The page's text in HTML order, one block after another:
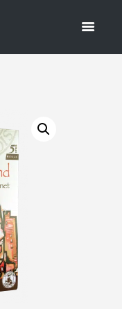
GOURMAND